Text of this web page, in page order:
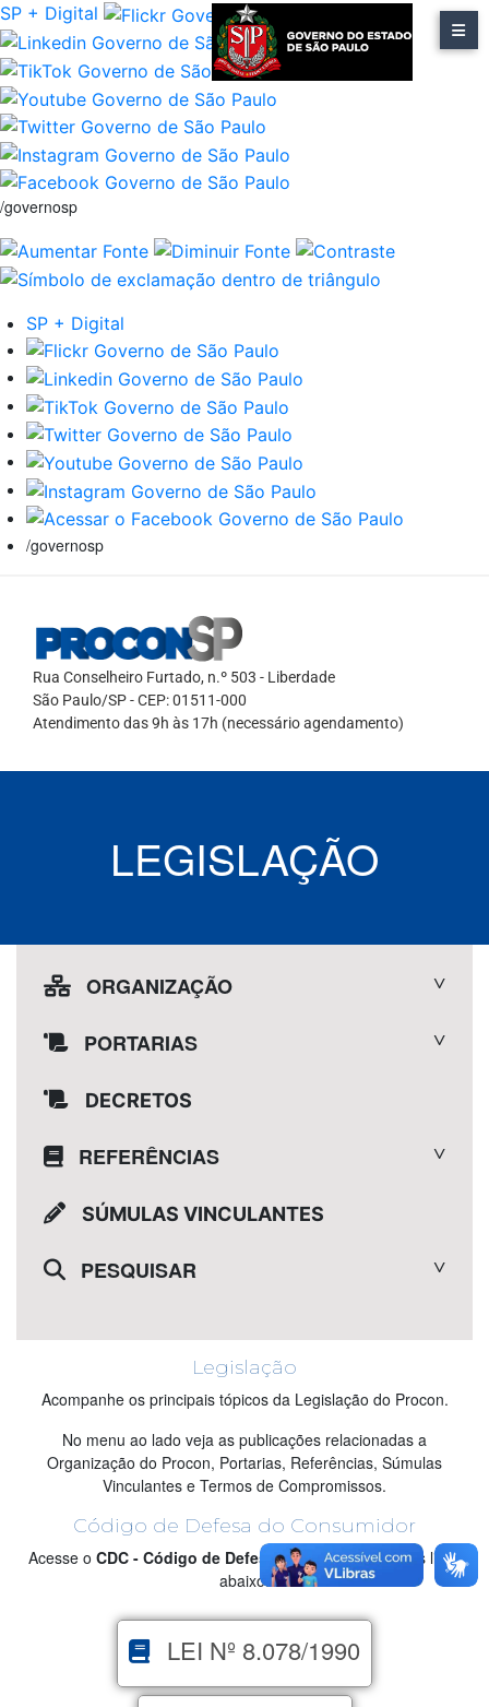
SP + Digital
/governosp
SP + Digital
/governosp
Rua Conselheiro Furtado, n.º 503 - Liberdade
São Paulo/SP - CEP: 01511-000
Atendimento das 9h às 17h (necessário agendamento)
LEGISLAÇÃO
ORGANIZAÇÃO
PORTARIAS
DECRETOS
REFERÊNCIAS
SÚMULAS VINCULANTES
PESQUISAR
Legislação
Acompanhe os principais tópicos da Legislação do Procon.
No menu ao lado veja as publicações relacionadas a
Organização do Procon, Portarias, Referências, Súmulas
Vinculantes e Termos de Compromissos.
Código de Defesa do Consumidor
Acesse o CDC - Código de Defesa do Consumidornos links
abaixo.
LEI Nº 8.078/1990